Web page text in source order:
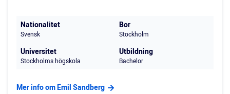
Nationalitet
Svensk
Bor
Stockholm
Universitet
Stockholms högskola
Utbildning
Bachelor
Mer info om Emil Sandberg